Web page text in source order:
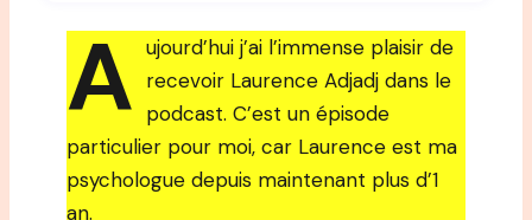
A ujourd’hui j’ai l’immense plaisir de
recevoir Laurence Adjadj dans le
podcast. C’est un épisode
particulier pour moi, car Laurence est ma
psychologue depuis maintenant plus d’1
an.